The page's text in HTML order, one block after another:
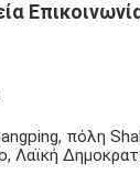
πόλη
Λαϊκή